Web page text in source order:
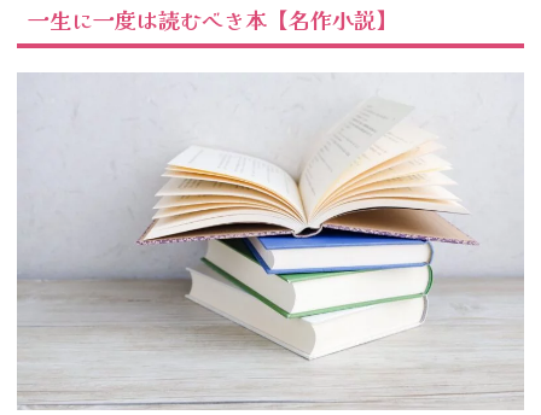
一生に一度は読むべき本【名作小説】